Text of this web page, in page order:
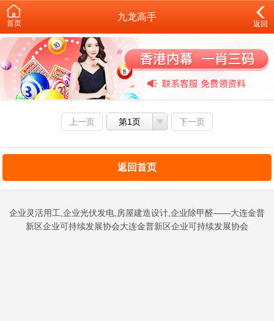
首页
九龙高手
返回
上一页 第1页 下一页
返回首页
企业灵活用工,企业光伏发电,房屋建造设计,企业除甲醛——大连金普
新区企业可持续发展协会大连金普新区企业可持续发展协会